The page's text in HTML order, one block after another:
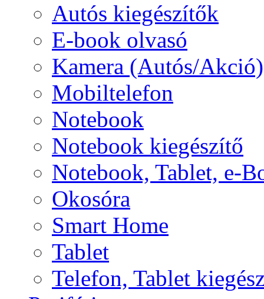
Autós kiegészítők
E-book olvasó
Kamera (Autós/Akció)
Mobiltelefon
Notebook
Notebook kiegészítő
Notebook, Tablet, e-
Okosóra
Smart Home
Tablet
Telefon, Tablet